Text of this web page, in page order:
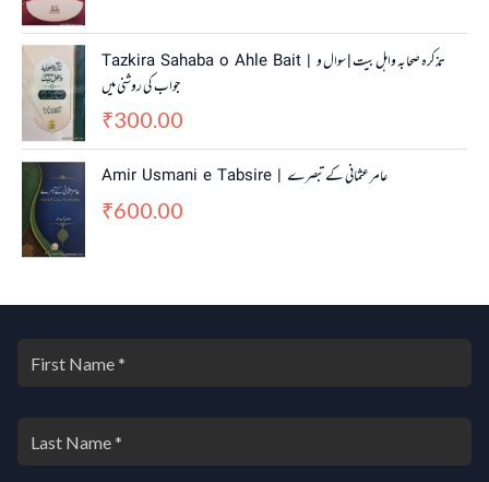
Tazkira Sahaba o Ahle Bait | تذکرہ صحابہ واہل بیت | سوال و
جواب کی روشنی میں
₹300.00
Amir Usmani e Tabsire | عامر عثمانی کے تبصرے
₹600.00